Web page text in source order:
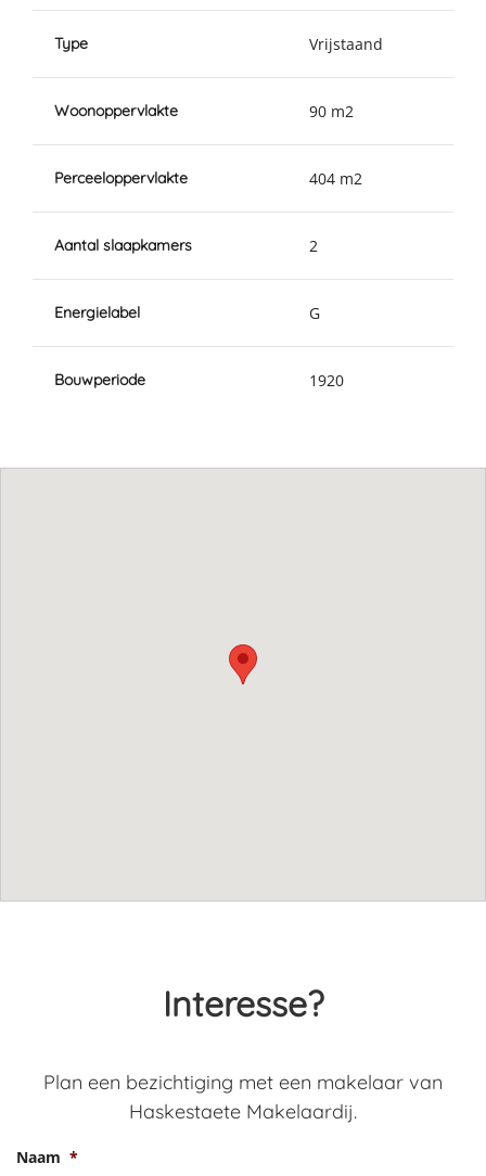
Type Vrijstaand
Woonoppervlakte 90 m2
Perceeloppervlakte 404 m2
Aantal slaapkamers 2
Energielabel G
Bouwperiode 1920
Interesse?
Plan een bezichtiging met een makelaar van
Haskestaete Makelaardij.
Naam *